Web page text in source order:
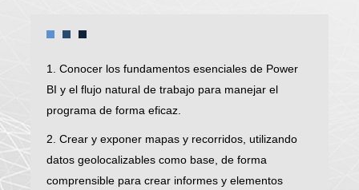
1. Conocer los fundamentos esenciales de Power
BI y el flujo natural de trabajo para manejar el
programa de forma eficaz.
2. Crear y exponer mapas y recorridos, utilizando
datos geolocalizables como base, de forma
comprensible para crear informes y elementos